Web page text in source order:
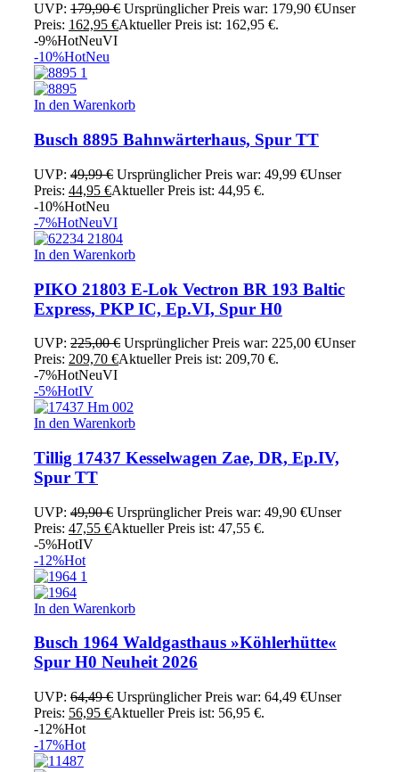
UVP: 179,90€ Ursprünglicher Preis war: 179,90 €Unser
Preis: 162,95 €Aktueller Preis ist: 162,95 €.
-9%HotNeuVI
-10%HotNeu
In den Warenkorb
Busch 8895 Bahnwärterhaus, Spur TT
UVP: 49,99€ Ursprünglicher Preis war: 49,99 €Unser
Preis: 44,95 €Aktueller Preis ist: 44,95 €.
-10%HotNeu
-7%HotNeuVI
In den Warenkorb
PIKO 21803 E-Lok Vectron BR 193 Baltic
Express, PKP IC, Ep.VI, Spur H0
UVP: 225,00€ Ursprünglicher Preis war: 225,00 €Unser
Preis: 209,70 €Aktueller Preis ist: 209,70 €.
-7%HotNeuVI
-5%HotIV
In den Warenkorb
Tillig 17437 Kesselwagen Zae, DR, Ep.IV,
Spur TT
UVP: 49,90€ Ursprünglicher Preis war: 49,90 €Unser
Preis: 47,55 €Aktueller Preis ist: 47,55 €.
-5%HotIV
-12%Hot
In den Warenkorb
Busch 1964 Waldgasthaus »Köhlerhütte«
Spur H0 Neuheit 2026
UVP: 64,49€ Ursprünglicher Preis war: 64,49 €Unser
Preis: 56,95 €Aktueller Preis ist: 56,95 €.
-12%Hot
-17%Hot